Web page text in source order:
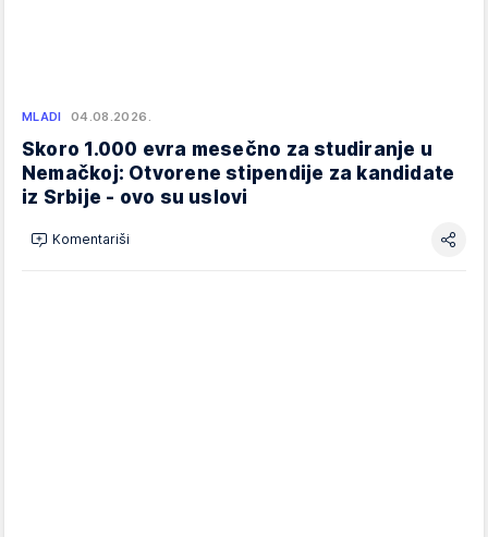
MLADI 04.08.2026.
Skoro 1.000 evra mesečno za studiranje u
Nemačkoj: Otvorene stipendije za kandidate
iz Srbije - ovo su uslovi
Komentariši